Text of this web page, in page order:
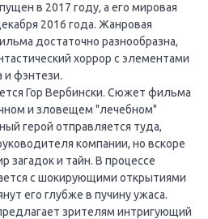
в 2017 году, а его мировая
2016 года. Жанровая
достаточно разнообразна,
хоррор с элементами
и фэнтези.
Гор Вербински. Сюжет фильма
и зловещем "лечебном"
герой отправляется туда,
компании, но вскоре
загадок и тайн. В процессе
с шокирующими открытиями
его глубже в пучину ужаса.
зрителям интригующий